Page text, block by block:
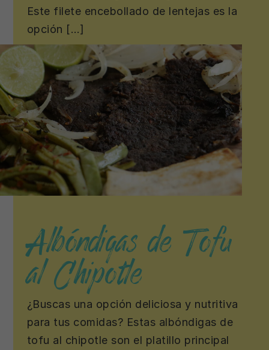
Este filete encebollado de lentejas es la
opción […]
Albóndigas de Tofu
al Chipotle
¿Buscas una opción deliciosa y nutritiva
para tus comidas? Estas albóndigas de
tofu al chipotle son el platillo principal